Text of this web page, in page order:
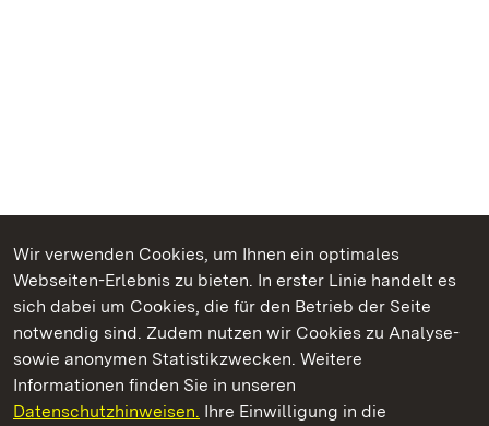
Wir verwenden Cookies, um Ihnen ein optimales
Webseiten-Erlebnis zu bieten. In erster Linie handelt es
sich dabei um Cookies, die für den Betrieb der Seite
notwendig sind. Zudem nutzen wir Cookies zu Analyse-
sowie anonymen Statistikzwecken. Weitere
Informationen finden Sie in unseren
Datenschutzhinweisen. Ihre Einwilligung in die
Kommen. Staunen. Genießen.
Residenzschloss Ludwigsburg